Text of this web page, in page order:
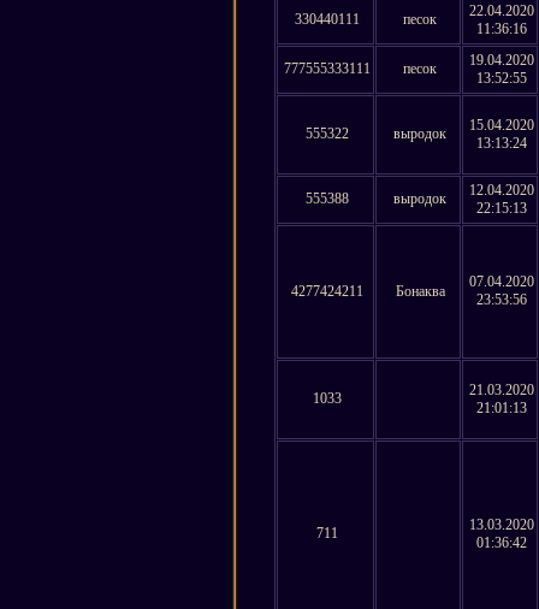
330440111 песок
22.04.2020
11:36:16
777555333111 песок
19.04.2020
13:52:55
555322 выродок
15.04.2020
13:13:24
555388 выродок
12.04.2020
22:15:13
4277424211 Бонаква
07.04.2020
23:53:56
1033
21.03.2020
21:01:13
711
13.03.2020
01:36:42